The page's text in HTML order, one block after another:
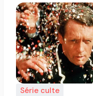
Série culte